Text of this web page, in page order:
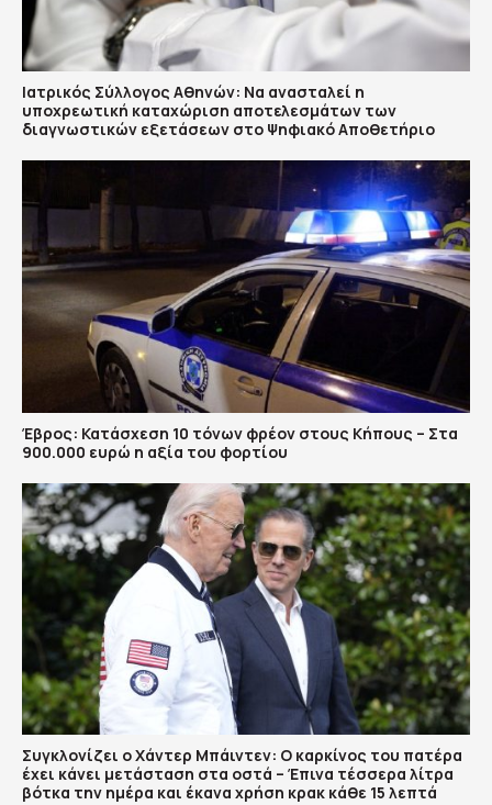
Ιατρικός Σύλλογος Αθηνών: Να ανασταλεί η
υποχρεωτική καταχώριση αποτελεσμάτων των
διαγνωστικών εξετάσεων στο Ψηφιακό Αποθετήριο
Έβρος: Κατάσχεση 10 τόνων φρέον στους Κήπους – Στα
900.000 ευρώ η αξία του φορτίου
Συγκλονίζει ο Χάντερ Μπάιντεν: Ο καρκίνος του πατέρα
έχει κάνει μετάσταση στα οστά – Έπινα τέσσερα λίτρα
βότκα την ημέρα και έκανα χρήση κρακ κάθε 15 λεπτά